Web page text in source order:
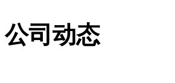
公司动态